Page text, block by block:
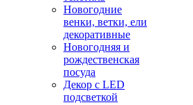
Новогодние
венки, ветки, ели
декоративные
Новогодняя и
рождественская
посуда
Декор с LED
подсветкой